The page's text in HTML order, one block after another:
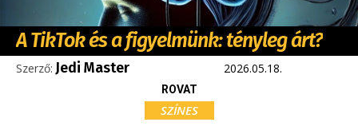
A TikTok és a figyelmünk: tényleg árt?
Szerző: Jedi Master 2026.05.18.
ROVAT
SZÍNES